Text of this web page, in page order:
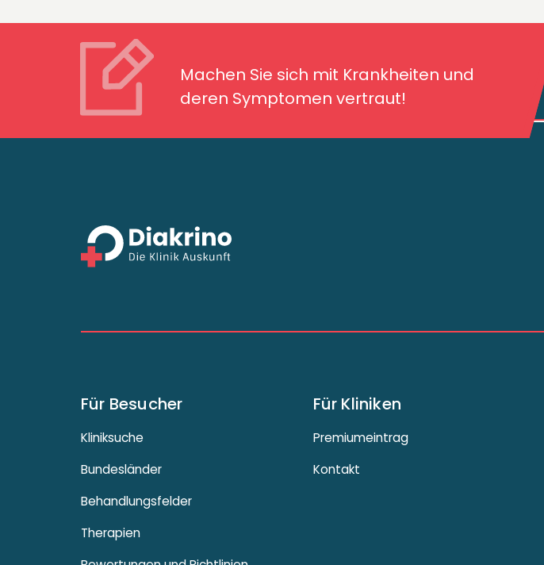
Machen Sie sich mit Krankheiten und
deren Symptomen vertraut!
Machen Sie sich mit Krankheiten und deren
Symptomen vertraut!
Für Besucher
Kliniksuche
Bundesländer
Behandlungsfelder
Therapien
Für Kliniken
Premiumeintrag
Kontakt